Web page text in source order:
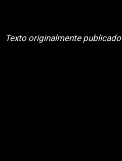
Texto originalmente publicado